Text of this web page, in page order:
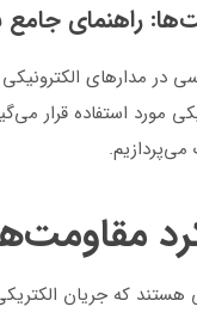
راهنمای جامع
در مدارهای
مورد استفاده قرار
می‌پردازیم.